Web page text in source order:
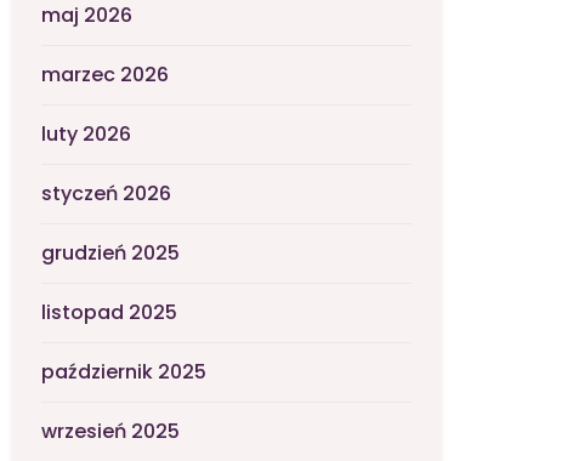
maj 2026
marzec 2026
luty 2026
styczeń 2026
grudzień 2025
listopad 2025
październik 2025
wrzesień 2025